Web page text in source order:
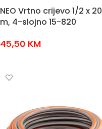
NEO Vrtno crijevo 1/2 x 20
m, 4-slojno 15-820
45,50 KM